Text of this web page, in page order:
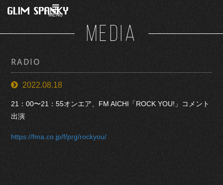
MENU
MEDIA
RADIO
2022.08.18
21：00〜21：55オンエア、FM AICHI「ROCK YOU!」コメント
出演
https://fma.co.jp/f/prg/rockyou/